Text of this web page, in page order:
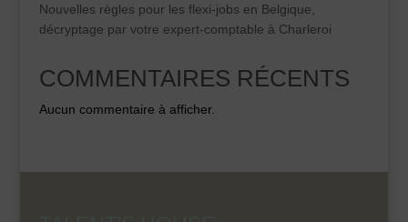
Nouvelles règles pour les flexi-jobs en Belgique,
décryptage par votre expert-comptable à Charleroi
COMMENTAIRES RÉCENTS
Aucun commentaire à afficher.